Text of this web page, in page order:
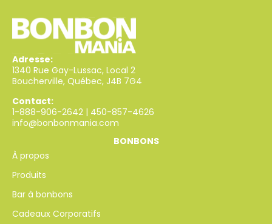
Adresse:
1340 Rue Gay-Lussac, Local 2
Boucherville, Québec, J4B 7G4
Contact:
1-888-906-2642 | 450-857-4626
info@bonbonmania.com
BONBONS
À propos
Produits
Bar à bonbons
Cadeaux Corporatifs